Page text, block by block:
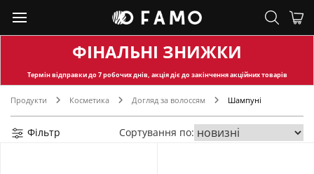
ФІНАЛЬНІ ЗНИЖКИ
Термін відправкидо 7 робочих днів, акція діє до закінчення акційних товарів
Продукти Косметика Догляд за волоссям Шампуні
Фільтр Сортування по: